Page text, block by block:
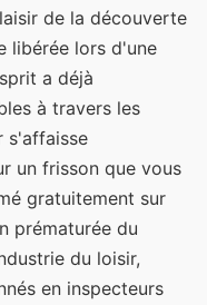
de la découverte
libérée lors d'une
a déjà
à travers les
s'affaisse
un frisson que vous
gratuitement sur
prématurée du
du loisir,
en inspecteurs